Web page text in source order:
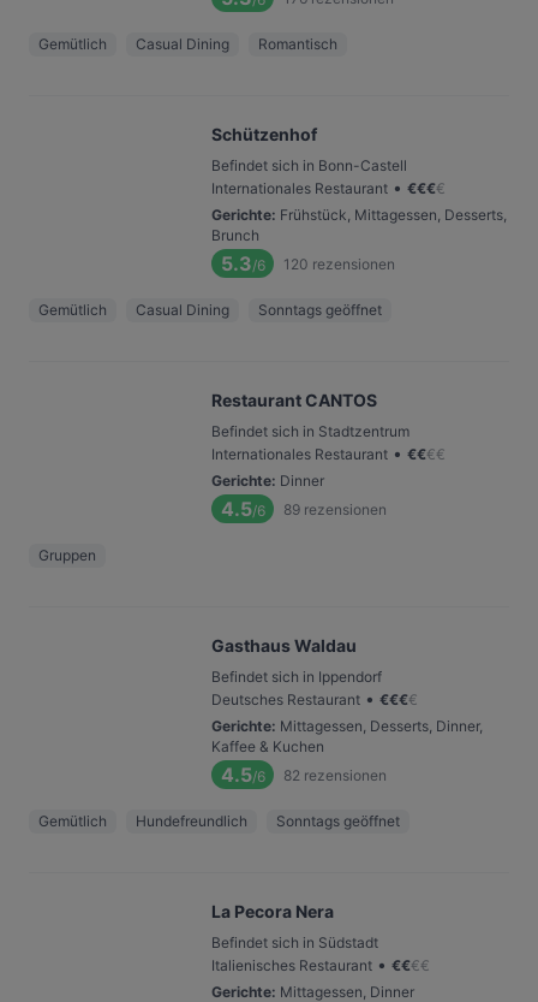
Gemütlich Casual Dining Romantisch
Schützenhof
Befindet sich in Bonn-Castell
Internationales Restaurant • €€€€
Gerichte: Frühstück, Mittagessen, Desserts,
Brunch
5.3/6 120 rezensionen
Gemütlich Casual Dining Sonntags geöffnet
Restaurant CANTOS
Befindet sich in Stadtzentrum
Internationales Restaurant • €€€€
Gerichte: Dinner
4.5/6 89 rezensionen
Gruppen
Gasthaus Waldau
Befindet sich in Ippendorf
Deutsches Restaurant • €€€€
Gerichte: Mittagessen, Desserts, Dinner,
Kaffee & Kuchen
4.5/6 82 rezensionen
Gemütlich Hundefreundlich Sonntags geöffnet
La Pecora Nera
Befindet sich in Südstadt
Italienisches Restaurant • €€€€
Gerichte: Mittagessen, Dinner